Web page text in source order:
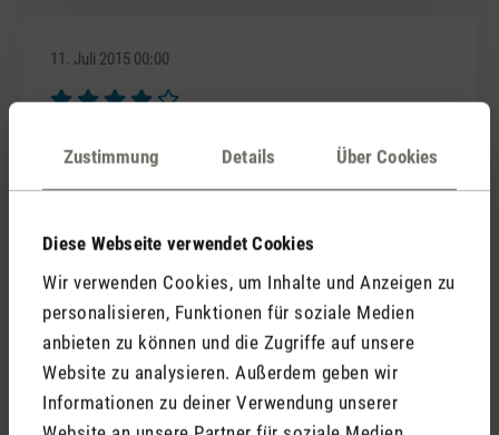
Zustimmung Details Über Cookies
Diese Webseite verwendet Cookies
Wir verwenden Cookies, um Inhalte und Anzeigen zu
personalisieren, Funktionen für soziale Medien
anbieten zu können und die Zugriffe auf unsere
Website zu analysieren. Außerdem geben wir
Informationen zu deiner Verwendung unserer
11. Juli 2015 00:00
zeigt Selina nicht auch Zeit und Datum, daher nur 4
Ab Herbst 2015 gibt es Selina mit
integrierter Uhr!